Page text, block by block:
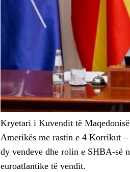
Kryetari i Kuvendit të
Amerikës me rastin e 4 Korrikut –
dy vendeve dhe rolin e SHBA-së
euroatlantike të vendit.